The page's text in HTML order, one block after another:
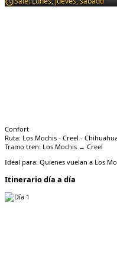
Confort
Ruta: Los Mochis - Creel -
Tramo tren: Los Mochis → Creel
Ideal para: Quienes vuelan a Los
Itinerario día a día